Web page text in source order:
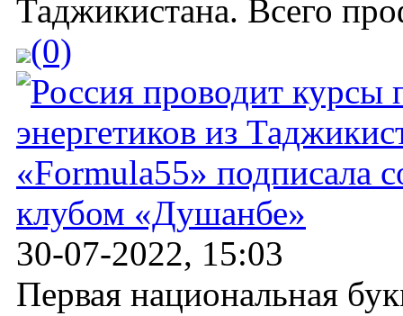
Таджикистана. Всего
(0)
«Formula55» подписала
клубом «Душанбе»
30-07-2022, 15:03
Первая национальная